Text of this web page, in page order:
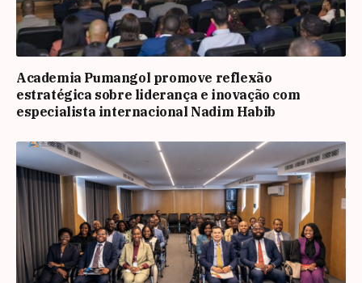
Academia Pumangol promove reflexão
estratégica sobre liderança e inovação com
especialista internacional Nadim Habib